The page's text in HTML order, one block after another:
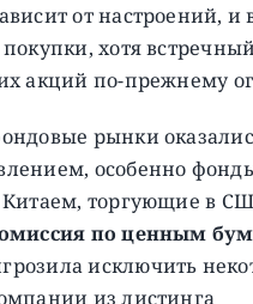
от настроений, и
хотя
акций по-прежнему
рынки
особенно
Китаем, торгующие в
по ценным
исключить
из листинга